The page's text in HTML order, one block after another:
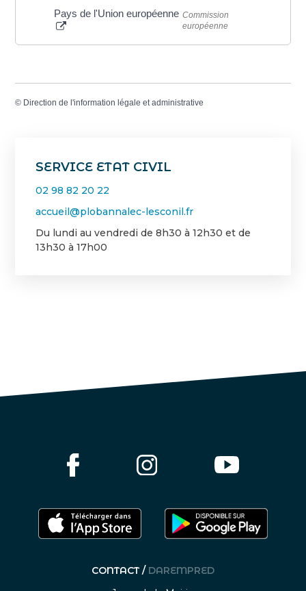
SERVICE ETAT CIVIL
02 98 82 20 22
accueil@plobannalec-lesconil.fr
Du lundi au vendredi de 8h30 à 12h30 et de
13h30 à 17h00
Pays de l'Union européenne Commission
européenne
© Direction de l'information légale et administrative
CONTACT / DAREMPRED